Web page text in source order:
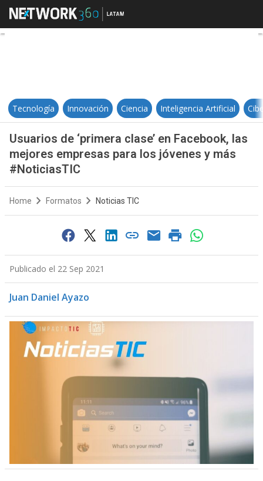
Usuarios de ‘primera clase’ en
Tecnología Innovación Ciencia Inteligencia Artificial
Usuarios de ‘primera clase’ en Facebook, las
mejores empresas para los jóvenes y más
#NoticiasTIC
Home Formatos Noticias TIC
Publicado el 22 Sep 2021
Juan Daniel Ayazo